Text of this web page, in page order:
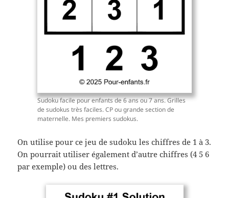
Sudoku facile pour enfants de 6 ans ou 7 ans. Grilles
de sudokus très faciles. CP ou grande section de
maternelle. Mes premiers sudokus.
On utilise pour ce jeu de sudoku les chiffres de 1 à 3.
On pourrait utiliser également d’autre chiffres (4 5 6
par exemple) ou des lettres.